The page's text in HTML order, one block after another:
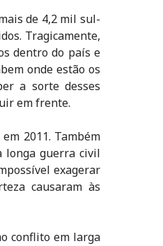
de 4,2 mil sul-
Tragicamente,
dentro do país e
onde estão os
a sorte desses
em frente.
2011. Também
longa guerra civil
exagerar
causaram às
conflito em larga